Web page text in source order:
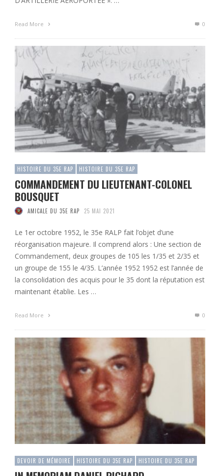
Read More 0
HISTOIRE DU 35E RAP HISTOIRE DU 35E RAP
COMMANDEMENT DU LIEUTENANT-COLONEL
BOUSQUET
AMICALE DU 35E RAP 25 MAI 2021
Le 1er octobre 1952, le 35e RALP fait l’objet d’une
réorganisation majeure. Il comprend alors : Une section de
Commandement, deux groupes de 105 les 1/35 et 2/35 et
un groupe de 155 le 4/35. L’année 1952 1952 est l’année de
la consolidation des acquis pour le 35 dont la réputation est
maintenant établie. Les …
Read More 0
DEVOIR DE MÉMOIRE HISTOIRE DU 35E RAP HISTOIRE DU 35E RAP